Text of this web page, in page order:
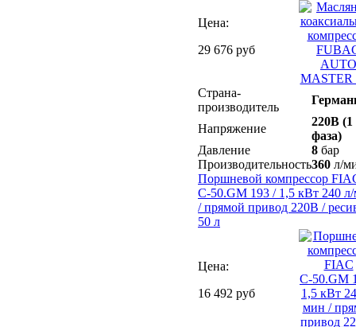
Цена:
29 676 руб
Страна-
производитель
Напряжение
220В (1
фаза)
Давление
8 бар
Производительность360 л/
Поршневой компрессор
С-50.GM 193 / 1,5 кВт 240
/ прямой привод 220В /
50 л
Цена:
16 492 руб